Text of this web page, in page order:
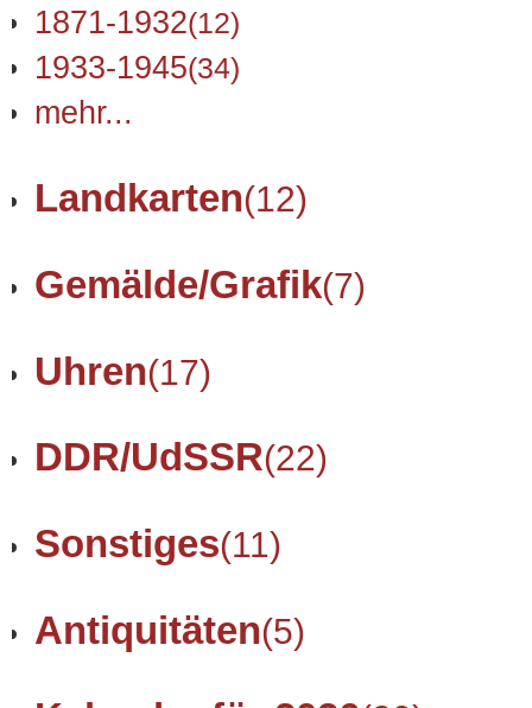
1871-1932(12)
1933-1945(34)
mehr...
Landkarten(12)
Gemälde/Grafik(7)
Uhren(17)
DDR/UdSSR(22)
Sonstiges(11)
Antiquitäten(5)